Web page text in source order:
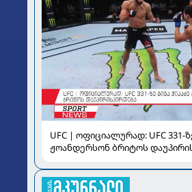
UFC | ოფიციალურად: UFC 331-
ჟოანდერსონ ბრიტოს